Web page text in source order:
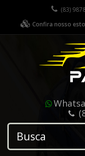
(83)
Confira nosso